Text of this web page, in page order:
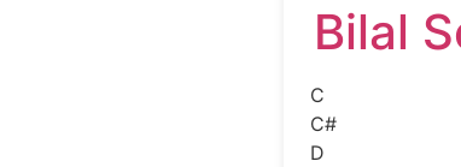
Bilal
C
C#
D